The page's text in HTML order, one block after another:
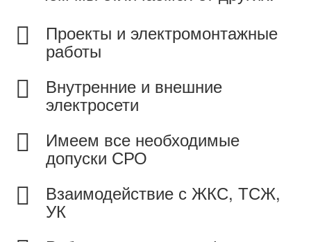
Проекты и электромонтажные
работы
Внутренние и внешние
электросети
Имеем все необходимые
допуски СРО
Взаимодействие с ЖКС, ТСЖ,
УК